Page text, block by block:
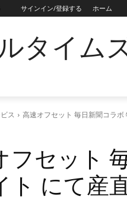
サインイン/登録する ホーム
タイム
ス 高速オフセット 毎日新聞コラ
フセット
ト にて産